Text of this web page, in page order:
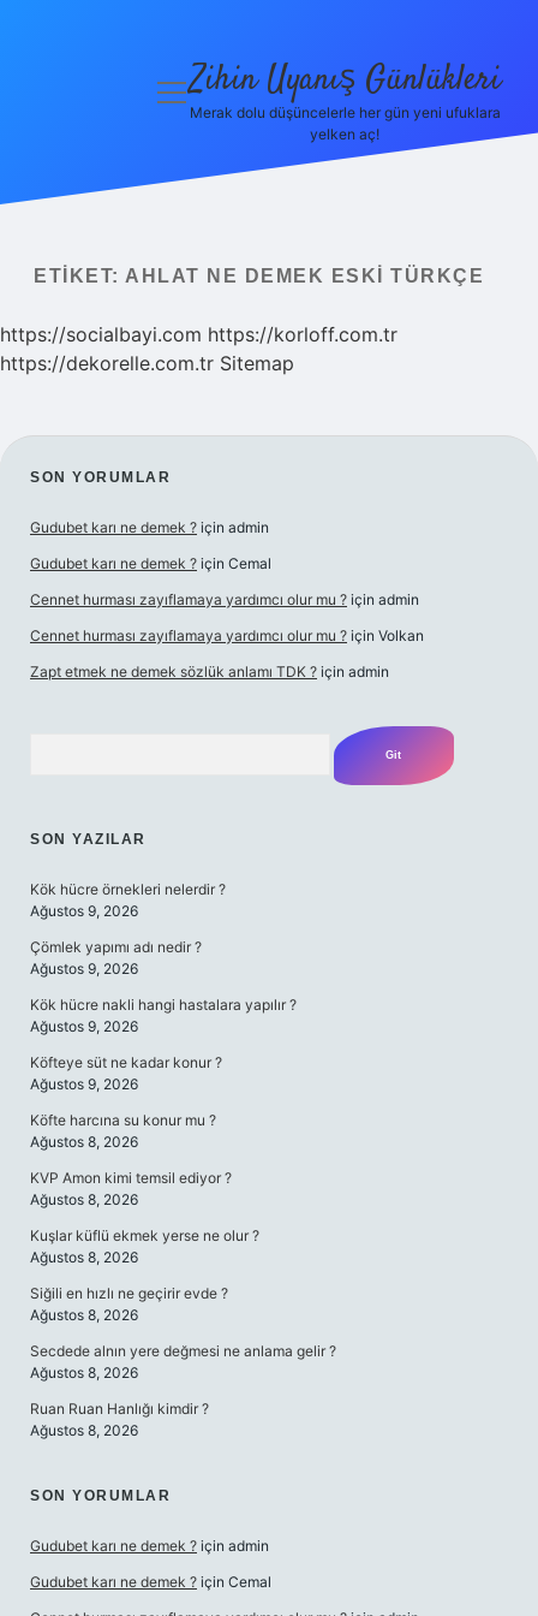
Politikası
menüyü
Zihin Uyanış Günlükleri
Merak dolu düşüncelerle her gün yeni ufuklara
yelken aç!
ETIKET: AHLAT NE DEMEK ESKI TÜRKÇE
https://socialbayi.com https://korloff.com.tr
https://dekorelle.com.tr Sitemap
SIDEBAR
SON YORUMLAR
Gudubet karı ne demek ? için admin
Gudubet karı ne demek ? için Cemal
Cennet hurması zayıflamaya yardımcı olur mu ? için admin
Cennet hurması zayıflamaya yardımcı olur mu ? için Volkan
Zapt etmek ne demek sözlük anlamı TDK ? için admin
SON YAZILAR
Kök hücre örnekleri nelerdir ?
Ağustos 9, 2026
Çömlek yapımı adı nedir ?
Ağustos 9, 2026
Kök hücre nakli hangi hastalara yapılır ?
Ağustos 9, 2026
Köfteye süt ne kadar konur ?
Ağustos 9, 2026
Köfte harcına su konur mu ?
Ağustos 8, 2026
KVP Amon kimi temsil ediyor ?
Ağustos 8, 2026
Kuşlar küflü ekmek yerse ne olur ?
Ağustos 8, 2026
Siğili en hızlı ne geçirir evde ?
Ağustos 8, 2026
Secdede alnın yere değmesi ne anlama gelir ?
Ağustos 8, 2026
Ruan Ruan Hanlığı kimdir ?
Ağustos 8, 2026
SON YORUMLAR
Gudubet karı ne demek ? için admin
Gudubet karı ne demek ? için Cemal